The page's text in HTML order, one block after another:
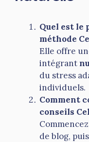
Quel est le
méthode
Elle offre
intégrant
du stress
individuels.
Comment
conseils
de blog,